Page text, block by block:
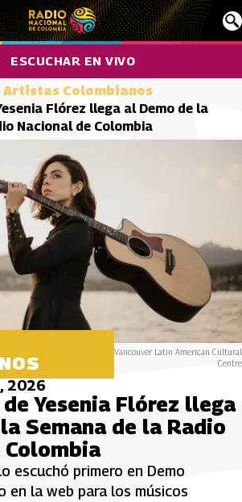
ESCUCHAR EN VIVO
Artistas Colombianos
Flórez llega al Demo de la
Nacional de Colombia
Vancouver Latin American Cultural
Centre
2026
de Yesenia Flórez llega
Semana de la Radio
Colombia
escuchó primero en Demo
en la web para los músicos